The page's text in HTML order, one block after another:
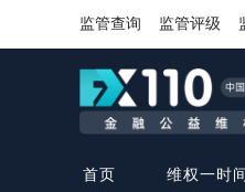
监管查询 监管评级
首页 维权一时间